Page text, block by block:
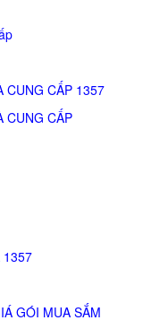
CUNG CẤP 1357
CUNG CẤP
1357
GÓI MUA SẮM